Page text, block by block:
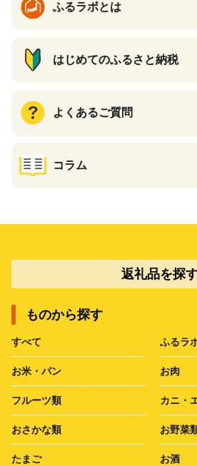
ふるラボとは
はじめてのふるさと納税
よくあるご質問
コラム
返礼品を探
ものから探す
すべて ふるラ
お米・パン お肉
フルーツ類 カニ・
おさかな類 お野菜
たまご お酒